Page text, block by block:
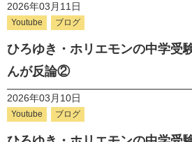
2026年03月11日
Youtube ブログ
ひろゆき・ホリエモンの中学受
んが反論②
2026年03月10日
Youtube ブログ